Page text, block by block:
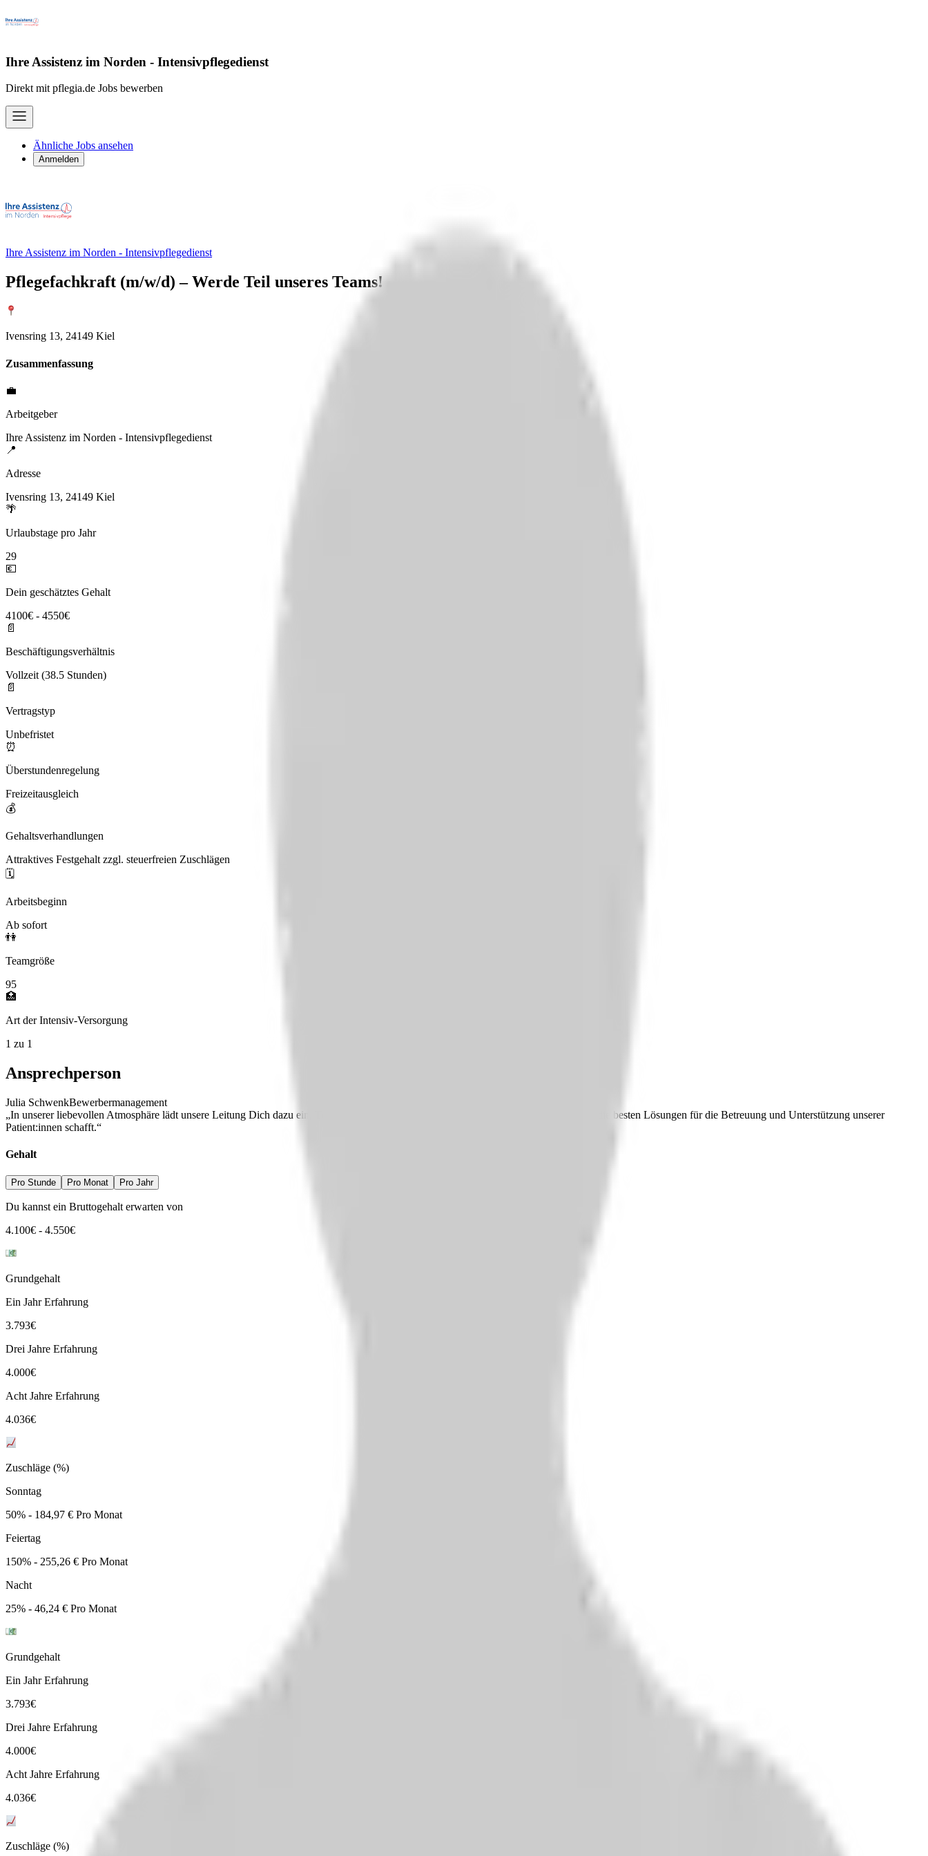
Ihre Assistenz im Norden - Intensivpflegedienst
Direkt mit pflegia.de Jobs bewerben
Ähnliche Jobs ansehen
Anmelden
Ihre Assistenz im Norden - Intensivpflegedienst
Pflegefachkraft (m/w/d) – Werde Teil unseres Teams!
Ivensring 13, 24149 Kiel
Zusammenfassung
💼
Arbeitgeber
Ihre Assistenz im Norden - Intensivpflegedienst
📍
Adresse
Ivensring 13, 24149 Kiel
🌴
Urlaubstage pro Jahr
29
💶
Dein geschätztes Gehalt
4100€ - 4550€
📄
Beschäftigungsverhältnis
Vollzeit (38.5 Stunden)
📄
Vertragstyp
Unbefristet
⏰
Überstundenregelung
Freizeitausgleich
💰
Gehaltsverhandlungen
Attraktives Festgehalt zzgl. steuerfreien Zuschlägen
🗓️
Arbeitsbeginn
Ab sofort
👫
Teamgröße
95
🏥
Art der Intensiv-Versorgung
1 zu 1
Ansprechperson
Julia SchwenkBewerbermanagement
„In unserer liebevollen Atmosphäre lädt unsere Leitung Dich dazu ein, Teil eines Teams zu werden, das in harmonischer Verbundenheit die besten Lösungen für die Betreuung und Unterstützung unserer
Patient:innen schafft.“
Gehalt
Pro Stunde Pro Monat Pro Jahr
Du kannst ein Bruttogehalt erwarten von
4.100€ - 4.550€
Grundgehalt
Ein Jahr Erfahrung
3.793€
Drei Jahre Erfahrung
4.000€
Acht Jahre Erfahrung
4.036€
Zuschläge (%)
Sonntag
50% - 184,97 € Pro Monat
Feiertag
150% - 255,26 € Pro Monat
Nacht
25% - 46,24 € Pro Monat
Grundgehalt
Ein Jahr Erfahrung
3.793€
Drei Jahre Erfahrung
4.000€
Acht Jahre Erfahrung
4.036€
Zuschläge (%)